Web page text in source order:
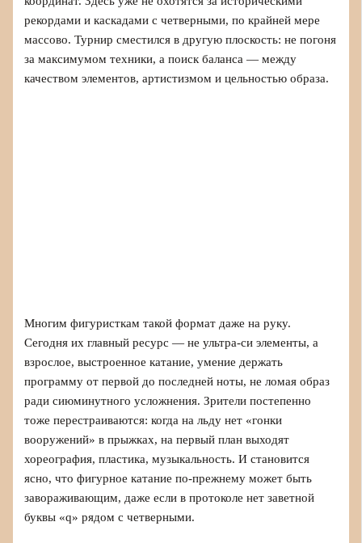
рекордами и каскадами с четверными, по крайней мере
массово. Турнир сместился в другую плоскость: не погоня
за максимумом техники, а поиск баланса — между
качеством элементов, артистизмом и цельностью образа.
Многим фигуристкам такой формат даже на руку.
Сегодня их главный ресурс — не ультра-си элементы, а
взрослое, выстроенное катание, умение держать
программу от первой до последней ноты, не ломая образ
ради сиюминутного усложнения. Зрители постепенно
тоже перестраиваются: когда на льду нет «гонки
вооружений» в прыжках, на первый план выходят
хореография, пластика, музыкальность. И становится
ясно, что фигурное катание по-прежнему может быть
завораживающим, даже если в протоколе нет заветной
буквы «q» рядом с четверными.